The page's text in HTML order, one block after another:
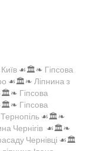
☙🏛️❧ Гіпсова
☙🏛️❧ Ліпнина з
Гіпсова
Гіпсова
☙🏛️❧
Чернігів ☙🏛️❧
Чернівці ☙🏛️